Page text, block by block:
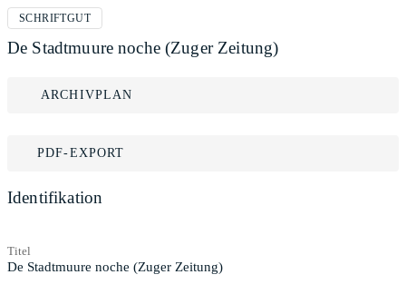
SCHRIFTGUT
De Stadtmuure noche (Zuger Zeitung)
ARCHIVPLAN
PDF-EXPORT
Identifikation
Titel
De Stadtmuure noche (Zuger Zeitung)